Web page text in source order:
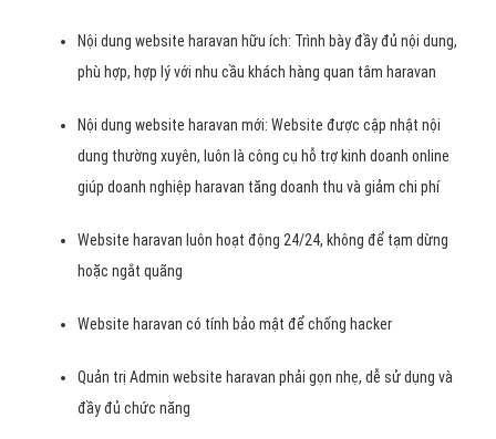
Nội dung website haravan hữu ích: Trình bày đầy đủ nội dung,
phù hợp, hợp lý với nhu cầu khách hàng quan tâm haravan
Nội dung website haravan mới: Website được cập nhật nội
dung thường xuyên, luôn là công cụ hỗ trợ kinh doanh online
giúp doanh nghiệp haravan tăng doanh thu và giảm chi phí
Website haravan luôn hoạt động 24/24, không để tạm dừng
hoặc ngắt quãng
Website haravan có tính bảo mật để chống hacker
Quản trị Admin website haravan phải gọn nhẹ, dễ sử dụng và
đầy đủ chức năng